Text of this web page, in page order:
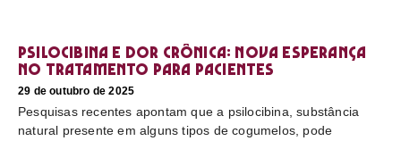
Psilocibina e dor crônica: nova esperança
no tratamento para pacientes
29 de outubro de 2025
Pesquisas recentes apontam que a psilocibina, substância
natural presente em alguns tipos de cogumelos, pode